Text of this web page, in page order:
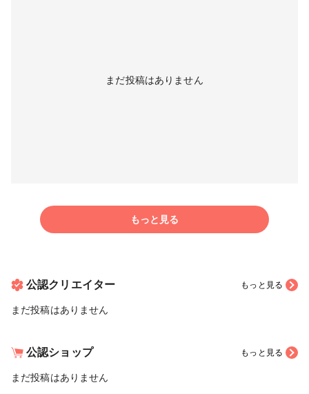
まだ投稿はありません
もっと見る
公認クリエイター もっと見る
まだ投稿はありません
公認ショップ もっと見る
まだ投稿はありません